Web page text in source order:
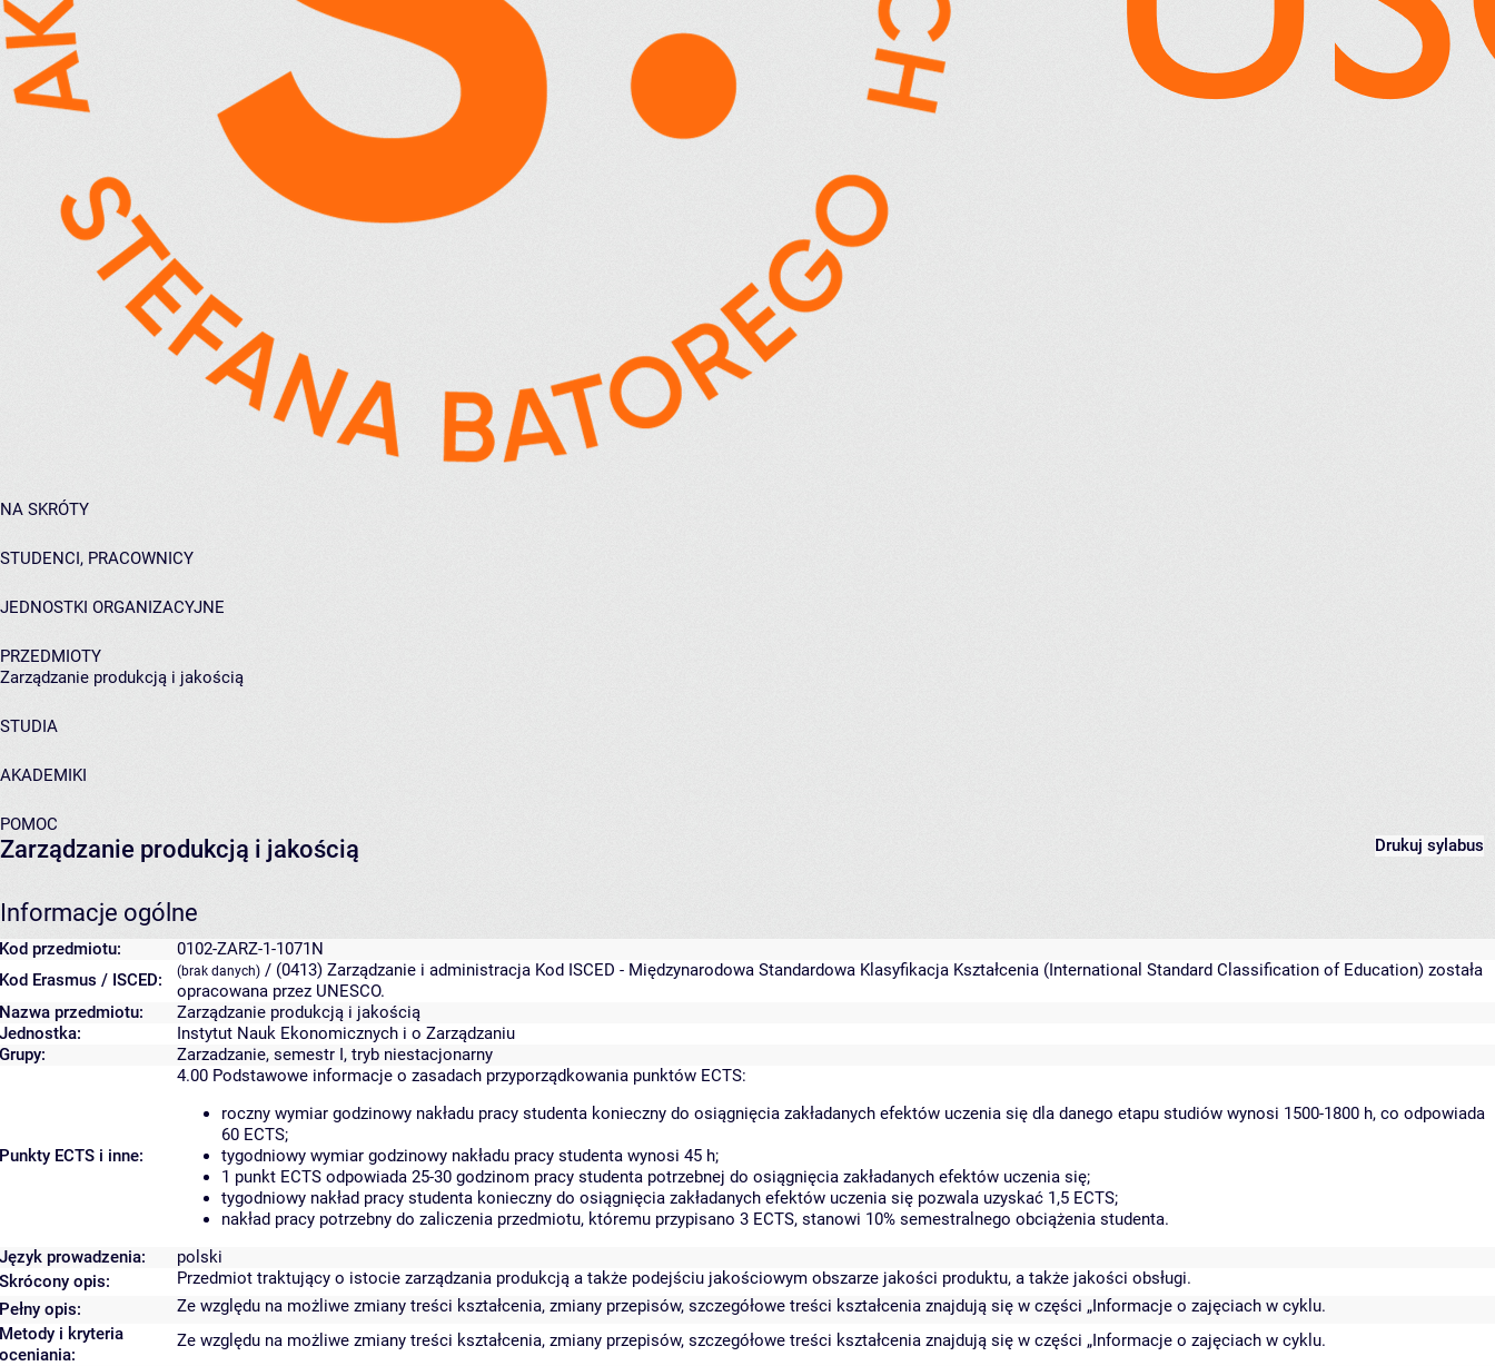
NA SKRÓTY
STUDENCI, PRACOWNICY
JEDNOSTKI ORGANIZACYJNE
PRZEDMIOTY
Zarządzanie produkcją i jakością
STUDIA
AKADEMIKI
POMOC
Drukuj sylabus
Zarządzanie produkcją i jakością
Informacje ogólne
Kod przedmiotu:
0102-ZARZ-1-1071N
Kod Erasmus / ISCED:
(brak danych) / (0413) Zarządzanie i administracja Kod ISCED - Międzynarodowa Standardowa Klasyfikacja Kształcenia (International Standard Classification of Education) została
opracowana przez UNESCO.
Nazwa przedmiotu:
Zarządzanie produkcją i jakością
Jednostka:
Instytut Nauk Ekonomicznych i o Zarządzaniu
Grupy:
Zarzadzanie, semestr I, tryb niestacjonarny
Punkty ECTS i inne:
4.00 Podstawowe informacje o zasadach przyporządkowania punktów ECTS:
roczny wymiar godzinowy nakładu pracy studenta konieczny do osiągnięcia zakładanych efektów uczenia się dla danego etapu studiów wynosi 1500-1800 h, co odpowiada
60 ECTS;
tygodniowy wymiar godzinowy nakładu pracy studenta wynosi 45 h;
1 punkt ECTS odpowiada 25-30 godzinom pracy studenta potrzebnej do osiągnięcia zakładanych efektów uczenia się;
tygodniowy nakład pracy studenta konieczny do osiągnięcia zakładanych efektów uczenia się pozwala uzyskać 1,5 ECTS;
nakład pracy potrzebny do zaliczenia przedmiotu, któremu przypisano 3 ECTS, stanowi 10% semestralnego obciążenia studenta.
Język prowadzenia:
polski
Skrócony opis:
Przedmiot traktujący o istocie zarządzania produkcją a także podejściu jakościowym obszarze jakości produktu, a także jakości obsługi.
Pełny opis:
Ze względu na możliwe zmiany treści kształcenia, zmiany przepisów, szczegółowe treści kształcenia znajdują się w części „Informacje o zajęciach w cyklu.
Metody i kryteria
oceniania:
Ze względu na możliwe zmiany treści kształcenia, zmiany przepisów, szczegółowe treści kształcenia znajdują się w części „Informacje o zajęciach w cyklu.